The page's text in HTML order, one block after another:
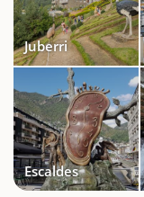
Juberri
Escaldes